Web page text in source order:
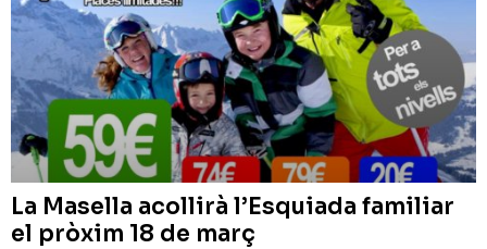
La Masella acollirà l’Esquiada familiar
el pròxim 18 de març